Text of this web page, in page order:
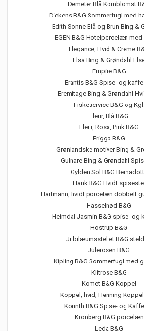
Demeter Blå Kornblomst
Dickens B&G Sommerfugl med
Edith Sonne Blå og Brun Bing &
EGEN B&G Hotelporcelæn
Elegance, Hvid & Creme
Elsa Bing & Grøndahl
Empire B&G
Erantis B&G Spise- og
Eremitage Bing & Grøndahl
Fiskeservice B&G og Kgl.
Fleur, Blå B&G
Fleur, Rosa, Pink B&G
Frigga B&G
Grønlandske motiver Bing &
Gulnare Bing & Grøndahl
Gylden Sol B&G
Hank B&G Hvidt spisestel
Hartmann, hvidt porcelæn dobbelt
Hasselnød B&G
Heimdal Jasmin B&G spise- og
Hostrup B&G
Jubilæumsstellet B&G
Julerosen B&G
Kipling B&G Sommerfugl med
Klitrose B&G
Komet B&G Koppel
Koppel, hvid, Henning Koppel
Korinth B&G Spise- og
Kronberg B&G porcelæn
Leda B&G